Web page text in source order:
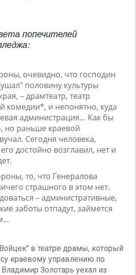
попечителей
очевидно, что господин
половину культуры
– драмтеатр, театр
комедии*, и непонятно, куда
администрация… Как бы
но раньше краевой
Сегодня человека,
достойно возглавил, нет и
то, что Генералова
страшного в этом нет.
– административные,
заботы отпадут, займется
в театре драмы, который
краевому управлению по
Золотарь уехал из